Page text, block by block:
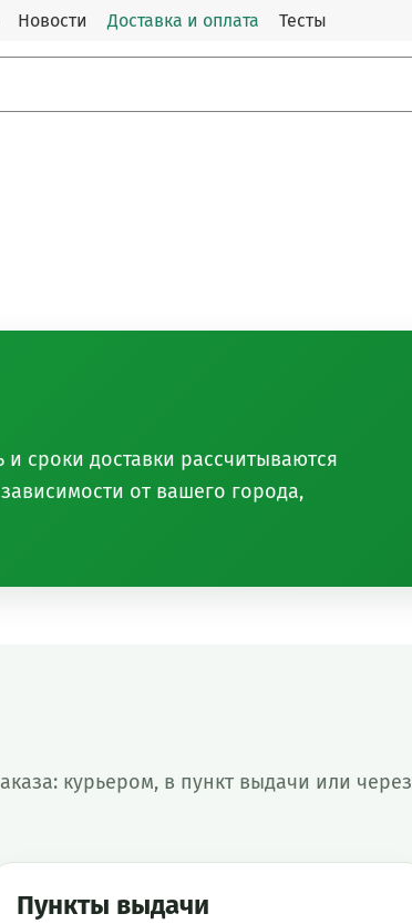
Новости Доставка и оплата Тесты
сроки доставки рассчитываются
от вашего города,
курьером, в пункт выдачи или через
Пункты выдачи